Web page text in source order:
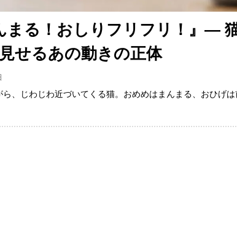
まる！おしりフリフリ！』—
せるあの動きの正体
、じわじわ近づいてくる猫。おめめはまんまる、おひげ